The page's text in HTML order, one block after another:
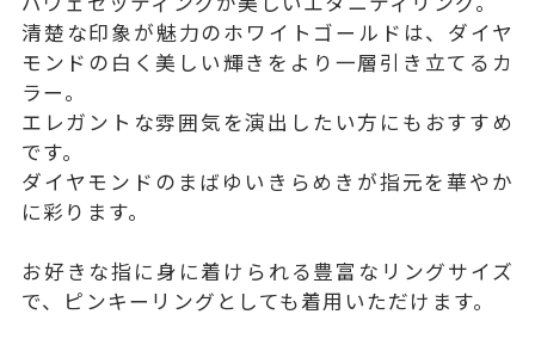
清楚な印象が魅力のホワイトゴールドは、ダイヤ
モンドの白く美しい輝きをより一層引き立てるカ
ラー。
エレガントな雰囲気を演出したい方にもおすすめ
です。
ダイヤモンドのまばゆいきらめきが指元を華やか
に彩ります。
お好きな指に身に着けられる豊富なリングサイズ
で、ピンキーリングとしても着用いただけます。